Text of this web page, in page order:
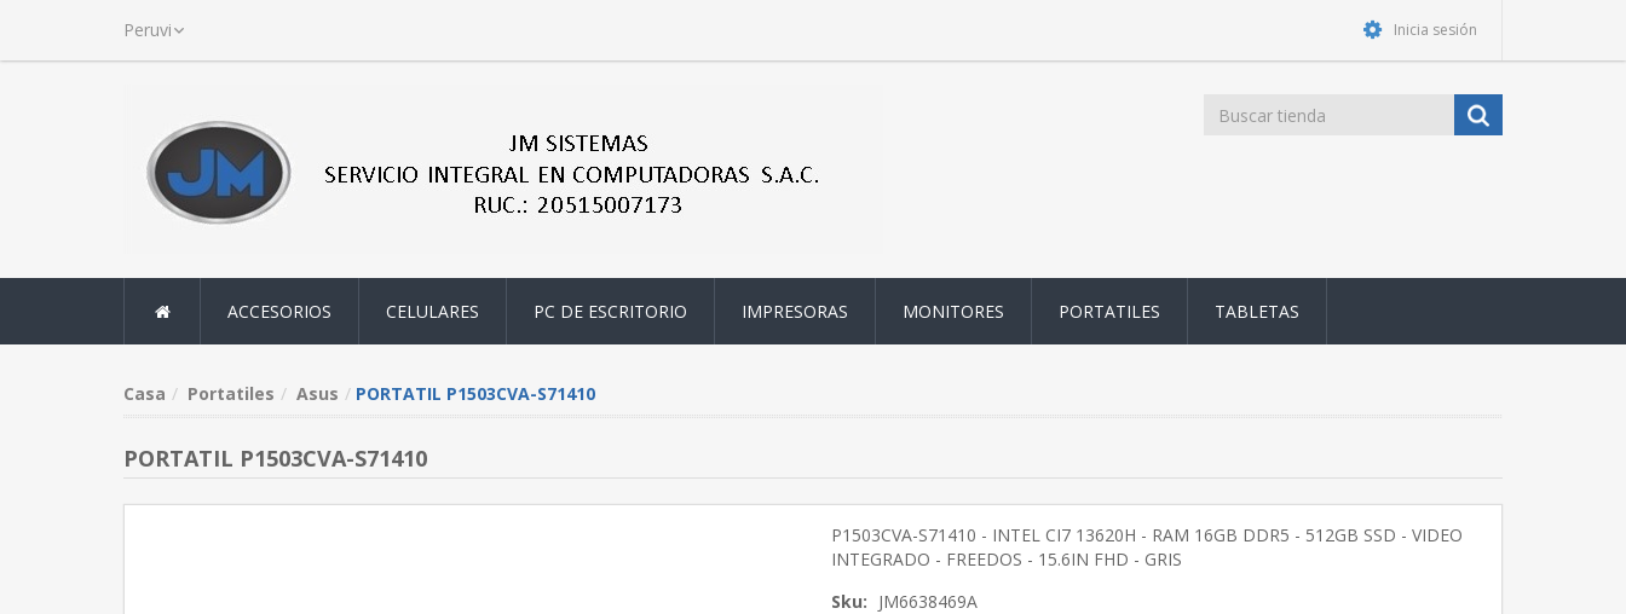
Inicia sesión
ACCESORIOS CELULARES PC DE ESCRITORIO IMPRESORAS MONITORES PORTATILES TABLETAS
Casa Portatiles Asus PORTATIL P1503CVA-S71410
PORTATIL P1503CVA-S71410
P1503CVA-S71410 - INTEL CI7 13620H - RAM 16GB DDR5 - 512GB SSD - VIDEO
INTEGRADO - FREEDOS - 15.6IN FHD - GRIS
Sku: JM6638469A